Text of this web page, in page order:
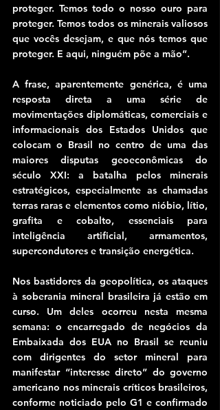
proteger. Temos todo o nosso ouro para
proteger. Temos todos os minerais valiosos
que vocês desejam, e que nós temos que
proteger. E aqui, ninguém põe a mão”.
A frase, aparentemente genérica, é uma
resposta direta a uma série de
movimentações diplomáticas, comerciais e
informacionais dos Estados Unidos que
colocam o Brasil no centro de uma das
maiores disputas geoeconômicas do
século XXI: a batalha pelos minerais
estratégicos, especialmente as chamadas
terras raras e elementos como nióbio, lítio,
grafita e cobalto, essenciais para
inteligência artificial, armamentos,
supercondutores e transição energética.
Nos bastidores da geopolítica, os ataques
à soberania mineral brasileira já estão em
curso. Um deles ocorreu nesta mesma
semana: o encarregado de negócios da
Embaixada dos EUA no Brasil se reuniu
com dirigentes do setor mineral para
manifestar “interesse direto” do governo
americano nos minerais críticos brasileiros,
conforme noticiado pelo G1 e confirmado